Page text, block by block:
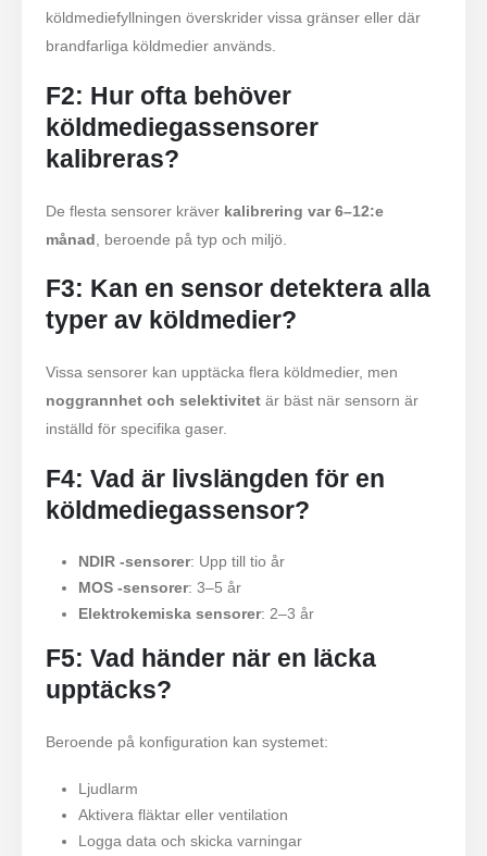
köldmediefyllningen överskrider vissa gränser eller där
brandfarliga köldmedier används.
F2: Hur ofta behöver
köldmediegassensorer
kalibreras?
De flesta sensorer kräver kalibrering var 6–12:e
månad , beroende på typ och miljö.
F3: Kan en sensor detektera alla
typer av köldmedier?
Vissa sensorer kan upptäcka flera köldmedier, men
noggrannhet och selektivitet är bäst när sensorn är
inställd för specifika gaser.
F4: Vad är livslängden för en
köldmediegassensor?
NDIR -sensorer: Upp till tio år
MOS -sensorer: 3–5 år
Elektrokemiska sensorer: 2–3 år
F5: Vad händer när en läcka
upptäcks?
Beroende på konfiguration kan systemet:
Ljudlarm
Aktivera fläktar eller ventilation
Logga data och skicka varningar
R290 sensor
R454B -sensor
R32 -sensor
R410 -sensor
R454B -sensor
Kylkedjorövervakning
Data Center Cooling System
Se mer
Följ oss
Winsen. © 2026. Alla rättigheter reserverade